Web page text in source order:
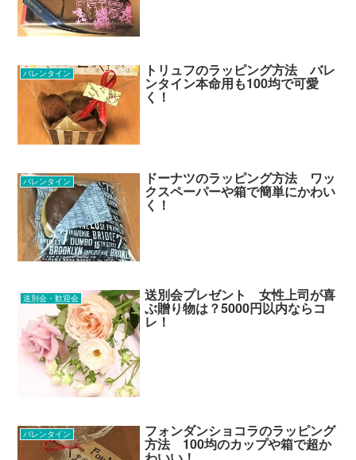
バレンタイン トリュフのラッピング方法 バレ
ンタイン本命用も100均で可愛
く！
バレンタイン ドーナツのラッピング方法 ワッ
クスペーパーや箱で簡単にかわい
く！
送別会・歓迎会 送別会プレゼント 女性上司が喜
ぶ贈り物は？5000円以内ならコ
レ！
バレンタイン フォンダンショコラのラッピング
方法 100均のカップや箱で超か